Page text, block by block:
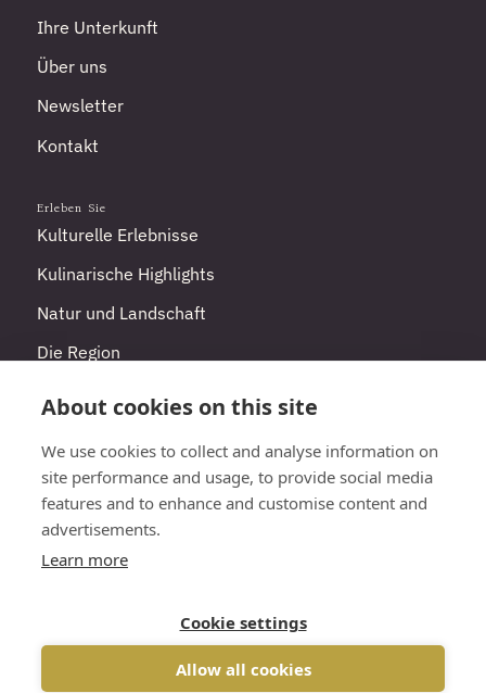
Ihre Unterkunft
Über uns
Newsletter
Kontakt
Erleben Sie
Kulturelle Erlebnisse
Kulinarische Highlights
Natur und Landschaft
Die Region
Planen Sie
Anreise
Reise buchen
Datenschutz
About cookies on this site
We use cookies to collect and analyse information on
site performance and usage, to provide social media
features and to enhance and customise content and
advertisements.
Learn more
Cookie settings
Allow all cookies